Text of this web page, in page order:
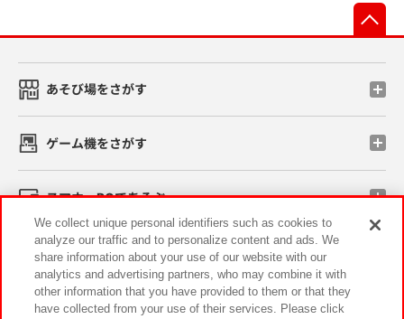
あそび場をさがす
ゲーム機をさがす
スマホ・PCであそぶ
イベント・キャンペーン
We collect unique personal identifiers such as cookies to
analyze our traffic and to personalize content and ads. We
share information about your use of our website with our
analytics and advertising partners, who may combine it with
other information that you have provided to them or that they
have collected from your use of their services. Please click